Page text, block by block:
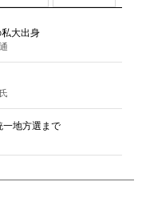
大出身
地方選まで